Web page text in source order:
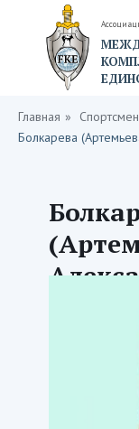
Главная »
Болкарева